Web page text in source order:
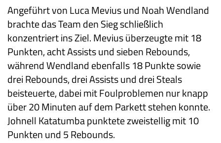
Angeführt von Luca Mevius und Noah Wendland
brachte das Team den Sieg schließlich
konzentriert ins Ziel. Mevius überzeugte mit 18
Punkten, acht Assists und sieben Rebounds,
während Wendland ebenfalls 18 Punkte sowie
drei Rebounds, drei Assists und drei Steals
beisteuerte, dabei mit Foulproblemen nur knapp
über 20 Minuten auf dem Parkett stehen konnte.
Johnell Katatumba punktete zweistellig mit 10
Punkten und 5 Rebounds.